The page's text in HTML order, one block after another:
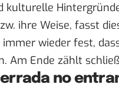
kulturelle
ihre Weise, fasst
wieder fest,
Am Ende zählt
no